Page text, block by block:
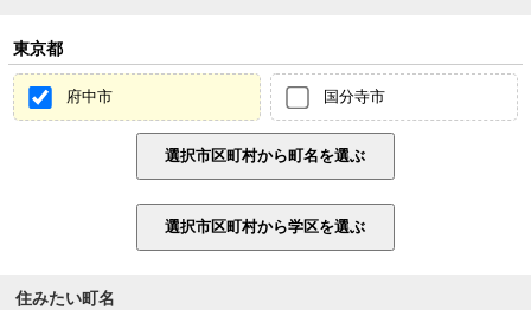
東京都
府中市 国分寺市
住みたい町名